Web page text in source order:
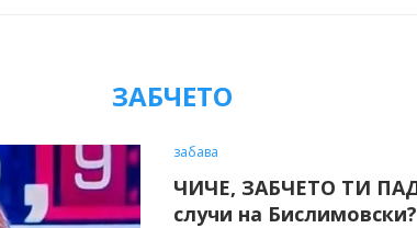
ЗАБЧЕТО
забава
ЧИЧЕ, ЗАБЧЕТО ТИ
случи на